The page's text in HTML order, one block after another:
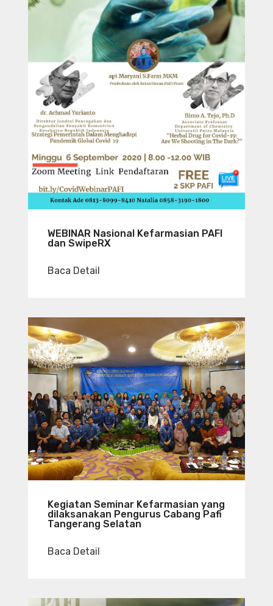
WEBINAR Nasional Kefarmasian PAFI
dan SwipeRX
Baca Detail
Kegiatan Seminar Kefarmasian yang
dilaksanakan Pengurus Cabang Pafi
Tangerang Selatan
Baca Detail